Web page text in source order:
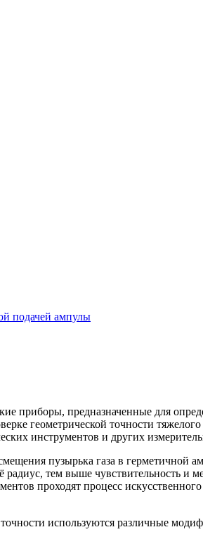
подачей ампулы
приборы, предназначенные для
геометрической точности
инструментов и других
пузырька газа в герметичной
тем выше чувствительность и
проходят процесс
используются различные